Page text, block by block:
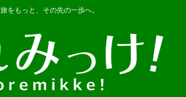
旅をもっと、その先の一歩へ。